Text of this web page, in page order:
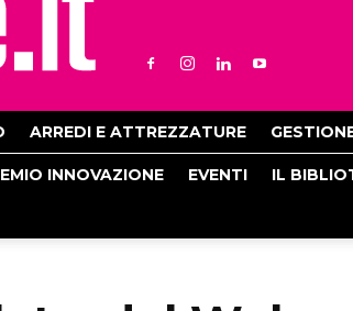
ARREDI E ATTREZZATURE
INNOVAZIONE EVENTI IL